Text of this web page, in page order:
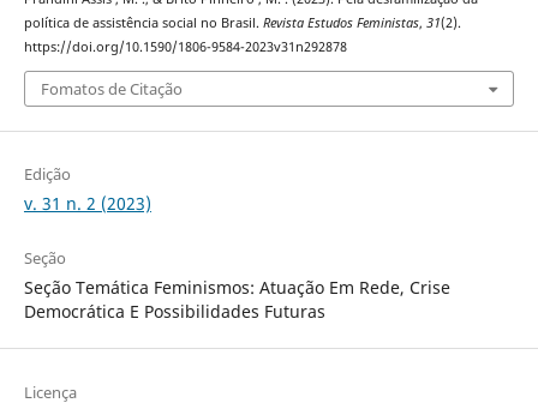
política de assistência social no Brasil. Revista Estudos Feministas, 31(2).
https://doi.org/10.1590/1806-9584-2023v31n292878
Fomatos de Citação
Edição
v. 31 n. 2 (2023)
Seção
Seção Temática Feminismos: Atuação Em Rede, Crise
Democrática E Possibilidades Futuras
Licença